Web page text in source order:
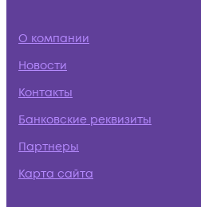
О компании
Новости
Контакты
Банковские реквизиты
Партнеры
Карта сайта